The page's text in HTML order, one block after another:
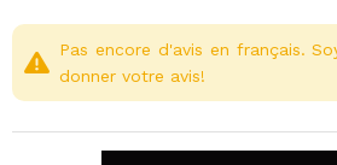
Pas encore d'avis en français.
donner votre avis!